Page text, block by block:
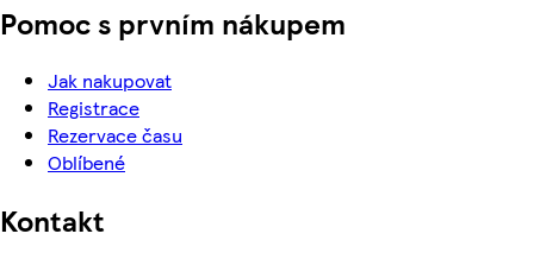
Pomoc s prvním nákupem
Jak nakupovat
Registrace
Rezervace času
Oblíbené
Kontakt